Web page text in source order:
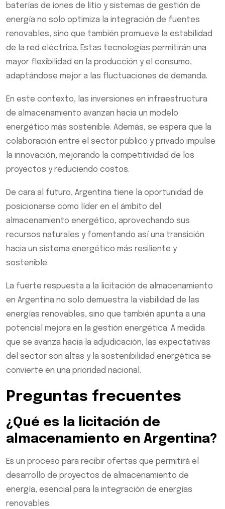
baterías de iones de litio y sistemas de gestión de
energía no solo optimiza la integración de fuentes
renovables, sino que también promueve la estabilidad
de la red eléctrica. Estas tecnologías permitirán una
mayor flexibilidad en la producción y el consumo,
adaptándose mejor a las fluctuaciones de demanda.
En este contexto, las inversiones en infraestructura
de almacenamiento avanzan hacia un modelo
energético más sostenible. Además, se espera que la
colaboración entre el sector público y privado impulse
la innovación, mejorando la competitividad de los
proyectos y reduciendo costos.
De cara al futuro, Argentina tiene la oportunidad de
posicionarse como líder en el ámbito del
almacenamiento energético, aprovechando sus
recursos naturales y fomentando así una transición
hacia un sistema energético más resiliente y
sostenible.
La fuerte respuesta a la licitación de almacenamiento
en Argentina no solo demuestra la viabilidad de las
energías renovables, sino que también apunta a una
potencial mejora en la gestión energética. A medida
que se avanza hacia la adjudicación, las expectativas
del sector son altas y la sostenibilidad energética se
convierte en una prioridad nacional.
Preguntas frecuentes
¿Qué es la licitación de
almacenamiento en Argentina?
Es un proceso para recibir ofertas que permitirá el
desarrollo de proyectos de almacenamiento de
energía, esencial para la integración de energías
renovables.